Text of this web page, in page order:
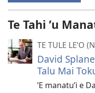
Te Tahi ʼu
TE TULE LE’O
David
Talu Mai
ʼE manatuʼi e